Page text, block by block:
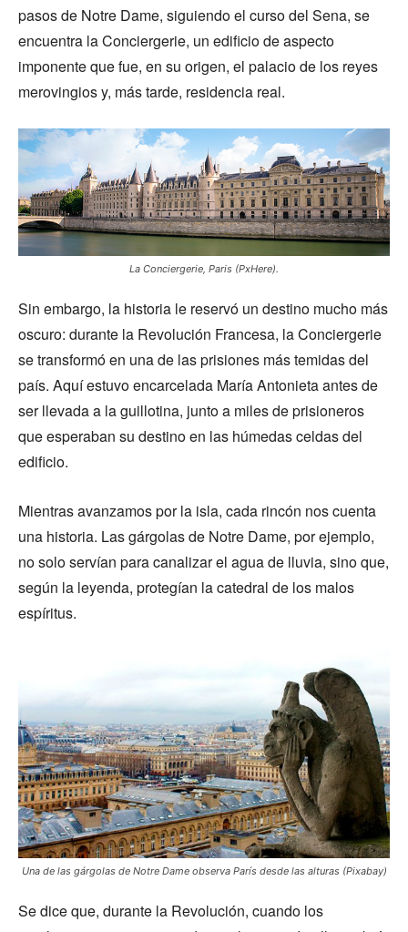
pasos de Notre Dame, siguiendo el curso del Sena, se
encuentra la Conciergerie, un edificio de aspecto
imponente que fue, en su origen, el palacio de los reyes
merovingios y, más tarde, residencia real.
La Conciergerie, Paris (PxHere).
Sin embargo, la historia le reservó un destino mucho más
oscuro: durante la Revolución Francesa, la Conciergerie
se transformó en una de las prisiones más temidas del
país. Aquí estuvo encarcelada María Antonieta antes de
ser llevada a la guillotina, junto a miles de prisioneros
que esperaban su destino en las húmedas celdas del
edificio.
Mientras avanzamos por la isla, cada rincón nos cuenta
una historia. Las gárgolas de Notre Dame, por ejemplo,
no solo servían para canalizar el agua de lluvia, sino que,
según la leyenda, protegían la catedral de los malos
espíritus.
Una de las gárgolas de Notre Dame observa París desde las alturas (Pixabay)
Se dice que, durante la Revolución, cuando los